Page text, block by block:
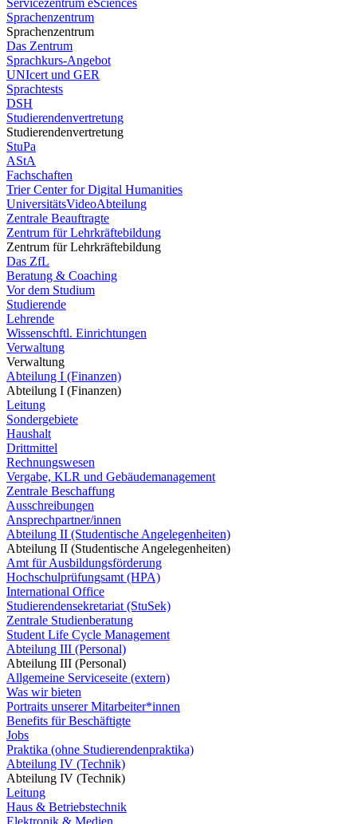
Servicezentrum eSciences
Sprachenzentrum
Sprachenzentrum
Das Zentrum
Sprachkurs-Angebot
UNIcert und GER
Sprachtests
DSH
Studierendenvertretung
Studierendenvertretung
StuPa
AStA
Fachschaften
Trier Center for Digital Humanities
UniversitätsVideoAbteilung
Zentrale Beauftragte
Zentrum für Lehrkräftebildung
Zentrum für Lehrkräftebildung
Das ZfL
Beratung & Coaching
Vor dem Studium
Studierende
Lehrende
Wissenschftl. Einrichtungen
Verwaltung
Verwaltung
Abteilung I (Finanzen)
Abteilung I (Finanzen)
Leitung
Sondergebiete
Haushalt
Drittmittel
Rechnungswesen
Vergabe, KLR und Gebäudemanagement
Zentrale Beschaffung
Ausschreibungen
Ansprechpartner/innen
Abteilung II (Studentische Angelegenheiten)
Abteilung II (Studentische Angelegenheiten)
Amt für Ausbildungsförderung
Hochschulprüfungsamt (HPA)
International Office
Studierendensekretariat (StuSek)
Zentrale Studienberatung
Student Life Cycle Management
Abteilung III (Personal)
Abteilung III (Personal)
Allgemeine Serviceseite (extern)
Was wir bieten
Portraits unserer Mitarbeiter*innen
Benefits für Beschäftigte
Jobs
Praktika (ohne Studierendenpraktika)
Abteilung IV (Technik)
Abteilung IV (Technik)
Leitung
Haus & Betriebstechnik
Elektronik & Medien